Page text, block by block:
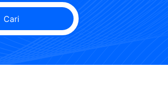
Cari